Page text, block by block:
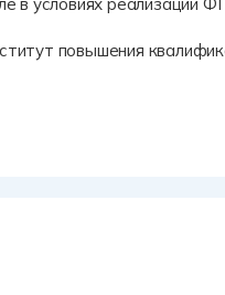
повышения